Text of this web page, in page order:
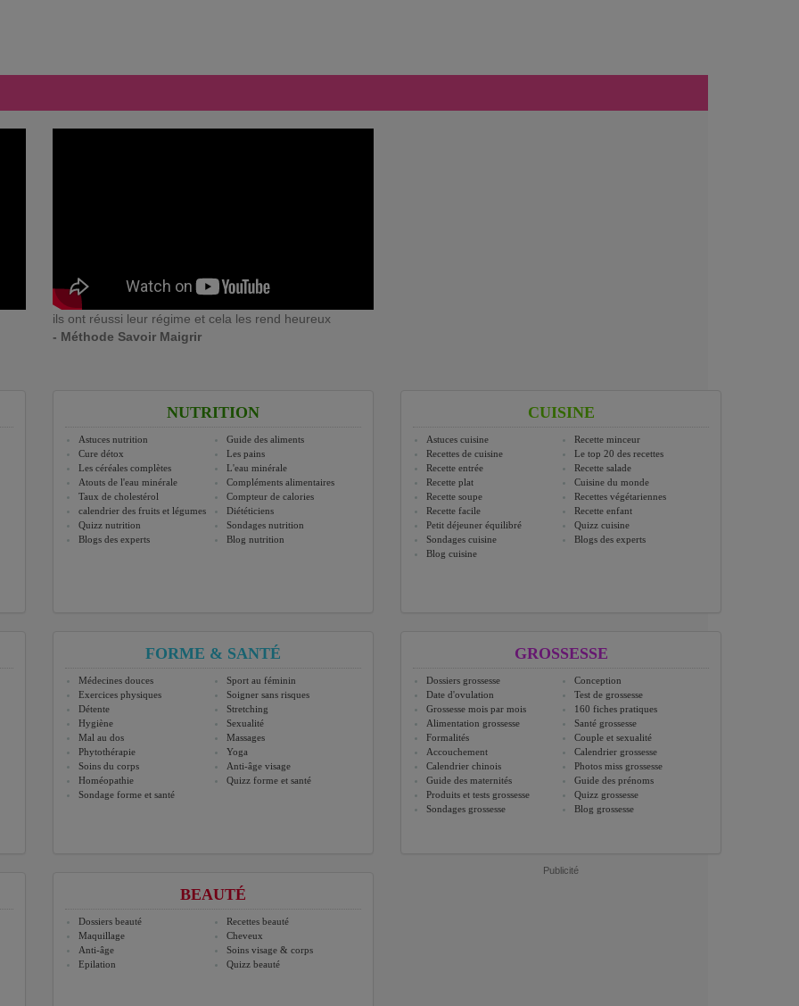
ils ont réussi leur régime et cela les rend heureux
- Méthode Savoir Maigrir
NUTRITION
Astuces nutrition
Guide des aliments
Cure détox
Les pains
Les céréales complètes
L'eau minérale
Atouts de l'eau minérale
Compléments alimentaires
Taux de cholestérol
Compteur de calories
calendrier des fruits et légumes
Diététiciens
Quizz nutrition
Sondages nutrition
Blogs des experts
Blog nutrition
CUISINE
Astuces cuisine
Recette minceur
Recettes de cuisine
Le top 20 des recettes
Recette entrée
Recette salade
Recette plat
Cuisine du monde
Recette soupe
Recettes végétariennes
Recette facile
Recette enfant
Petit déjeuner équilibré
Quizz cuisine
Sondages cuisine
Blogs des experts
Blog cuisine
FORME & SANTÉ
Médecines douces
Sport au féminin
Exercices physiques
Soigner sans risques
Détente
Stretching
Hygiène
Sexualité
Mal au dos
Massages
Phytothérapie
Yoga
Soins du corps
Anti-âge visage
Homéopathie
Quizz forme et santé
Sondage forme et santé
GROSSESSE
Dossiers grossesse
Conception
Date d'ovulation
Test de grossesse
Grossesse mois par mois
160 fiches pratiques
Alimentation grossesse
Santé grossesse
Formalités
Couple et sexualité
Accouchement
Calendrier grossesse
Calendrier chinois
Photos miss grossesse
Guide des maternités
Guide des prénoms
Produits et tests grossesse
Quizz grossesse
Sondages grossesse
Blog grossesse
BEAUTÉ
Dossiers beauté
Recettes beauté
Maquillage
Cheveux
Anti-âge
Soins visage & corps
Epilation
Quizz beauté
Publicité